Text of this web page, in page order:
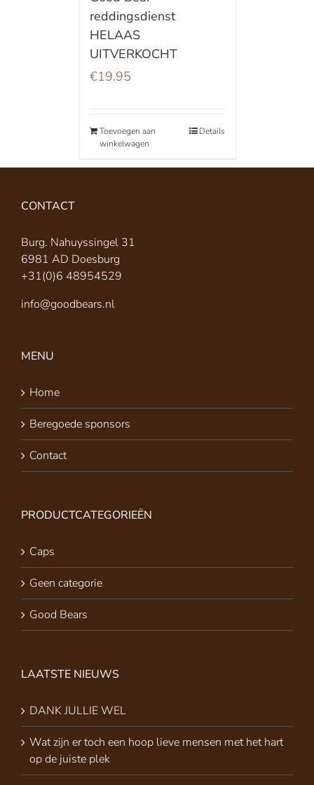
reddingsdienst
HELAAS
UITVERKOCHT
€19.95
Toevoegen aan
winkelwagen
Details
CONTACT
Burg. Nahuyssingel 31
6981 AD Doesburg
+31(0)6 48954529
info@goodbears.nl
MENU
Home
Beregoede sponsors
Contact
PRODUCTCATEGORIEËN
Caps
Geen categorie
Good Bears
LAATSTE NIEUWS
DANK JULLIE WEL
Wat zijn er toch een hoop lieve mensen met het hart
op de juiste plek